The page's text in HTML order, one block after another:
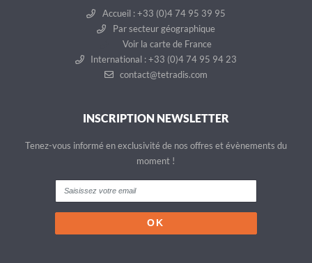
Accueil : +33 (0)4 74 95 39 95
Par secteur géographique
Voir la carte de France
International : +33 (0)4 74 95 94 23
contact@tetradis.com
INSCRIPTION NEWSLETTER
Tenez-vous informé en exclusivité de nos offres et évènements du
moment !